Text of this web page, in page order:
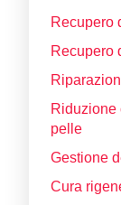
Recupero
Recupero
Riduzione
pelle
Gestione
Cura